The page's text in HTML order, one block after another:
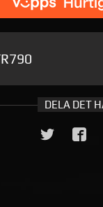
DELA DET